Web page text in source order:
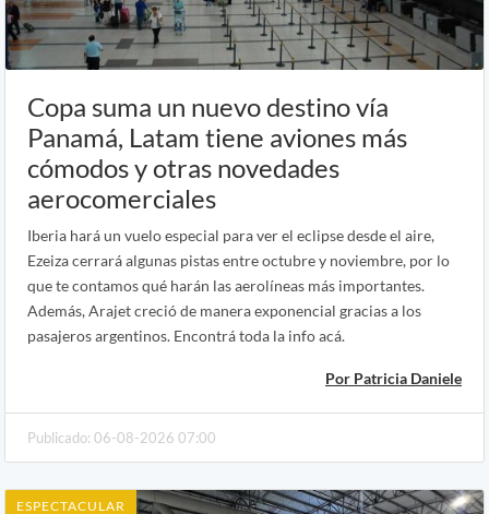
Copa suma un nuevo destino vía
Panamá, Latam tiene aviones más
cómodos y otras novedades
aerocomerciales
Iberia hará un vuelo especial para ver el eclipse desde el aire,
Ezeiza cerrará algunas pistas entre octubre y noviembre, por lo
que te contamos qué harán las aerolíneas más importantes.
Además, Arajet creció de manera exponencial gracias a los
pasajeros argentinos. Encontrá toda la info acá.
Por Patricia Daniele
Publicado: 06-08-2026 07:00
ESPECTACULAR